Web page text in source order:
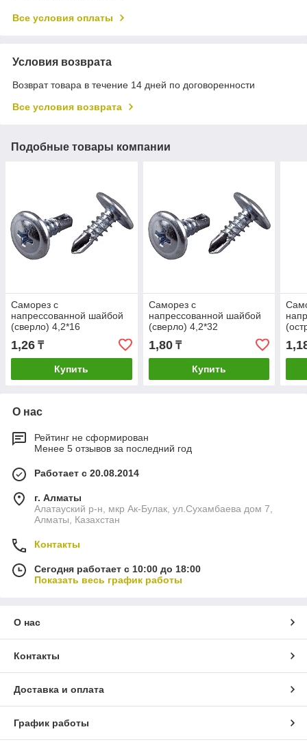
Все условия оплаты
Условия возврата
Возврат товара в течение 14 дней по договоренности
Все условия возврата
Подобные товары компании
Саморез с
напрессованной шайбой
(сверло) 4,2*16
1,26 ₸
Купить
Саморез с
напрессованной шайбой
(сверло) 4,2*32
1,80₸
Купить
О нас
Рейтинг не сформирован
Менее 5 отзывов за последний год
Работает с 20.08.2014
г. Алматы
Алатауский р-н, мкр Ак-Булак, ул.Cухамбаева дом 7,
Алматы, Казахстан
Контакты
Сегодня работает с 10:00 до 18:00
Показать весь график работы
О нас
Контакты
Доставка и оплата
График работы